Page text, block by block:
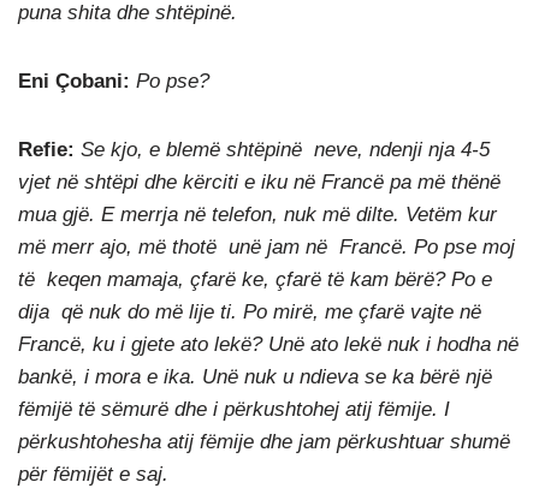
puna shita dhe shtëpinë.
Eni Çobani: Po pse?
Refie: Se kjo, e blemë shtëpinë neve, ndenji nja 4-5
vjet në shtëpi dhe kërciti e iku në Francë pa më thënë
mua gjë. E merrja në telefon, nuk më dilte. Vetëm kur
më merr ajo, më thotë unë jam në Francë. Po pse moj
të keqen mamaja, çfarë ke, çfarë të kam bërë? Po e
dija që nuk do më lije ti. Po mirë, me çfarë vajte në
Francë, ku i gjete ato lekë? Unë ato lekë nuk i hodha në
bankë, i mora e ika. Unë nuk u ndieva se ka bërë një
fëmijë të sëmurë dhe i përkushtohej atij fëmije. I
përkushtohesha atij fëmije dhe jam përkushtuar shumë
për fëmijët e saj.